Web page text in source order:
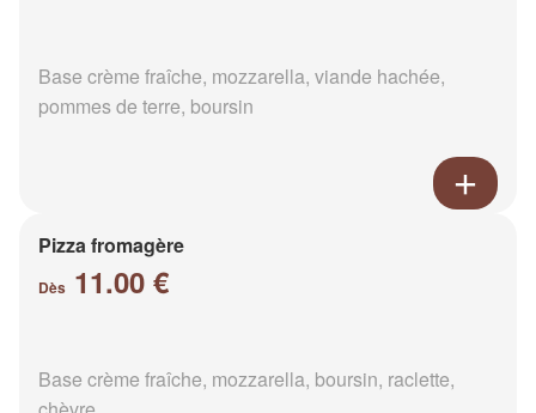
Base crème fraîche, mozzarella, viande hachée,
pommes de terre, boursin
Pizza fromagère
Dès 11.00 €
Base crème fraîche, mozzarella, boursin, raclette,